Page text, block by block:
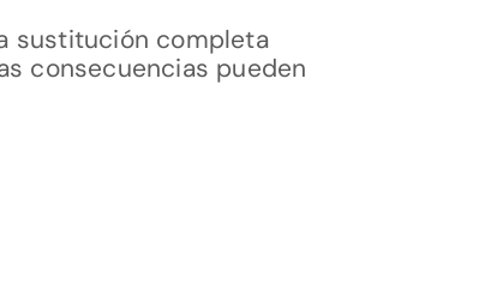
sustitución completa
consecuencias pueden